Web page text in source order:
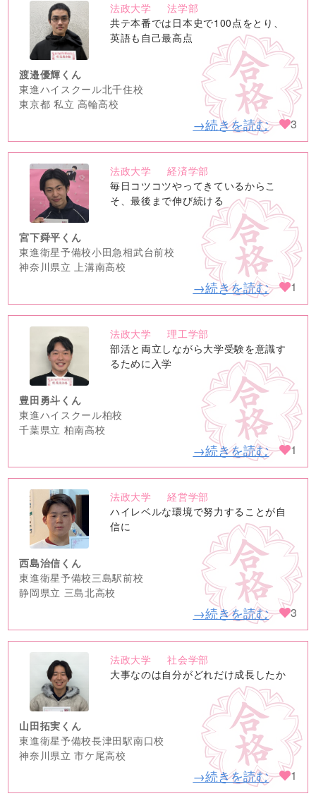
no
image
法政大学
法学部
共テ本番では日本史で100点をとり、
英語も自己最高点
渡邉優輝くん
東進ハイスクール北千住校
東京都 私立 高輪高校
→続きを読む 3
no
image
法政大学
経済学部
毎日コツコツやってきているからこ
そ、最後まで伸び続ける
宮下舜平くん
東進衛星予備校小田急相武台前校
神奈川県立 上溝南高校
→続きを読む 1
no
image
法政大学
理工学部
部活と両立しながら大学受験を意識す
るために入学
豊田勇斗くん
東進ハイスクール柏校
千葉県立 柏南高校
→続きを読む 1
no
image
法政大学
経営学部
ハイレベルな環境で努力することが自
信に
西島治信くん
東進衛星予備校三島駅前校
静岡県立 三島北高校
→続きを読む 3
no
image
法政大学
社会学部
大事なのは自分がどれだけ成長したか
山田拓実くん
東進衛星予備校長津田駅南口校
神奈川県立 市ケ尾高校
→続きを読む 1